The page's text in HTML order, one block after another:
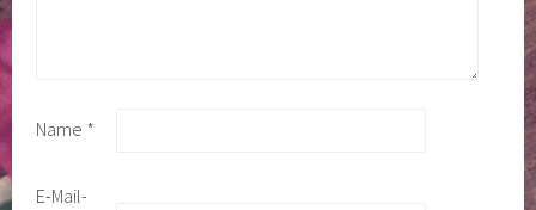
Name *
E-Mail-